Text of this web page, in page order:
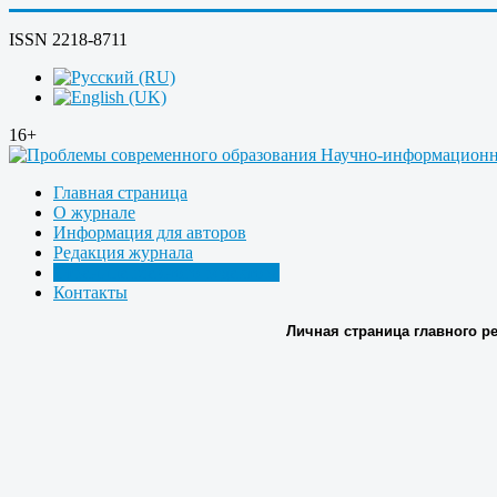
ISSN 2218-8711
16+
Главная страница
О журнале
Информация для авторов
Редакция журнала
Контакты
Личная страница главного